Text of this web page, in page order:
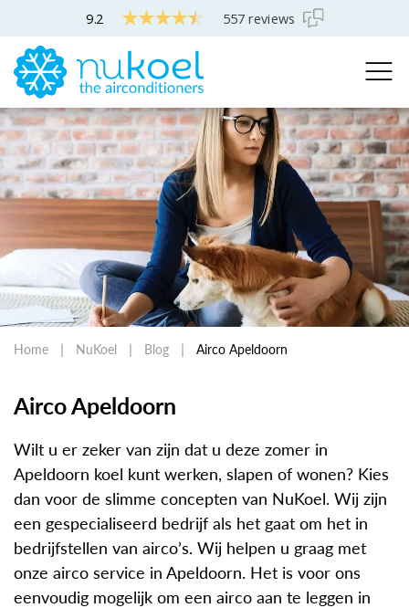
9.2 557 reviews
Home NuKoel Blog Airco Apeldoorn
Airco Apeldoorn
Wilt u er zeker van zijn dat u deze zomer in
Apeldoorn koel kunt werken, slapen of wonen? Kies
dan voor de slimme concepten van NuKoel. Wij zijn
een gespecialiseerd bedrijf als het gaat om het in
bedrijfstellen van airco’s. Wij helpen u graag met
onze airco service in Apeldoorn. Het is voor ons
eenvoudig mogelijk om een airco aan te leggen in